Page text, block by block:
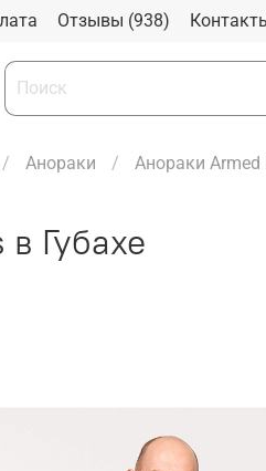
Отзывы (938)
Анораки Анораки Armed
Губахе